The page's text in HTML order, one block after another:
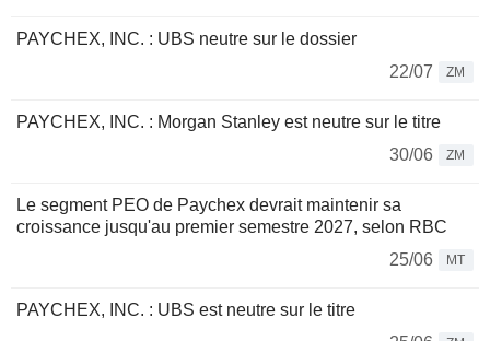
PAYCHEX, INC. : UBS neutre sur le dossier
22/07
ZM
PAYCHEX, INC. : Morgan Stanley est neutre sur le titre
30/06
ZM
Le segment PEO de Paychex devrait maintenir sa
croissance jusqu'au premier semestre 2027, selon RBC
25/06
MT
PAYCHEX, INC. : UBS est neutre sur le titre